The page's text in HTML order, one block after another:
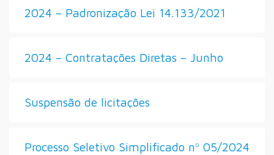
2024 – Padronização Lei 14.133/2021
2024 – Contratações Diretas – Junho
Suspensão de licitações
Processo Seletivo Simplificado nº 05/2024